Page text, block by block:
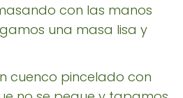
con las manos
una masa lisa y
cuenco pincelado con